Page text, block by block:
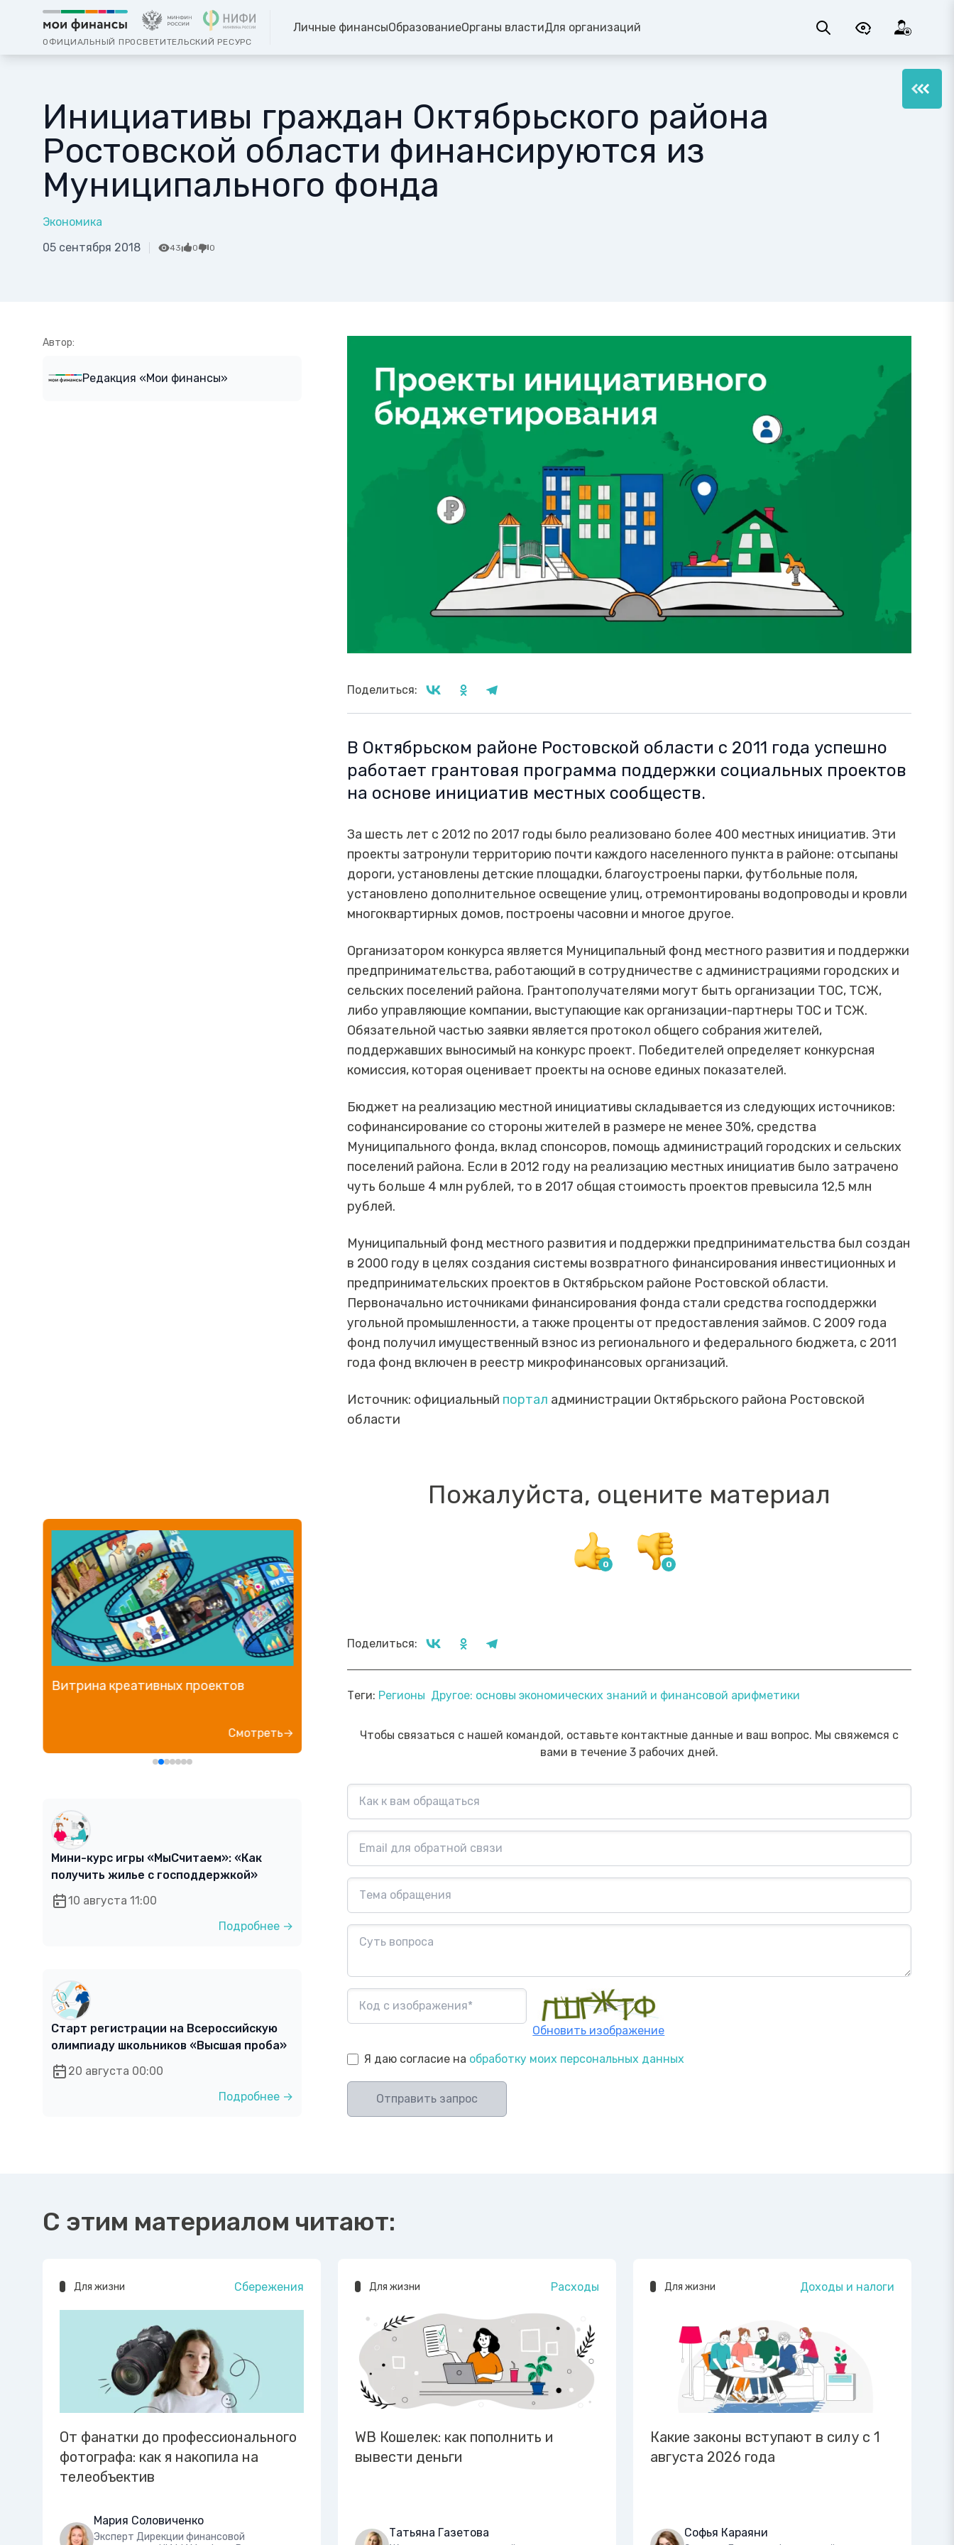
ОФИЦИАЛЬНЫЙ ПРОСВЕТИТЕЛЬСКИЙ РЕСУРС
Личные финансыОбразованиеОрганы властиДля организаций
Инициативы граждан Октябрьского района
Ростовской области финансируются из
Муниципального фонда
Экономика
05 сентября 2018
43 0 0
Автор:
Редакция «Мои финансы»
Поделиться:
В Октябрьском районе Ростовской области с 2011 года успешно
работает грантовая программа поддержки социальных проектов
на основе инициатив местных сообществ.
За шесть лет с 2012 по 2017 годы было реализовано более 400 местных инициатив. Эти
проекты затронули территорию почти каждого населенного пункта в районе: отсыпаны
дороги, установлены детские площадки, благоустроены парки, футбольные поля,
установлено дополнительное освещение улиц, отремонтированы водопроводы и кровли
многоквартирных домов, построены часовни и многое другое.
Организатором конкурса является Муниципальный фонд местного развития и поддержки
предпринимательства, работающий в сотрудничестве с администрациями городских и
сельских поселений района. Грантополучателями могут быть организации ТОС, ТСЖ,
либо управляющие компании, выступающие как организации-партнеры ТОС и ТСЖ.
Обязательной частью заявки является протокол общего собрания жителей,
поддержавших выносимый на конкурс проект. Победителей определяет конкурсная
комиссия, которая оценивает проекты на основе единых показателей.
Бюджет на реализацию местной инициативы складывается из следующих источников:
софинансирование со стороны жителей в размере не менее 30%, средства
Муниципального фонда, вклад спонсоров, помощь администраций городских и сельских
поселений района. Если в 2012 году на реализацию местных инициатив было затрачено
чуть больше 4 млн рублей, то в 2017 общая стоимость проектов превысила 12,5 млн
рублей.
Муниципальный фонд местного развития и поддержки предпринимательства был создан
в 2000 году в целях создания системы возвратного финансирования инвестиционных и
предпринимательских проектов в Октябрьском районе Ростовской области.
Первоначально источниками финансирования фонда стали средства господдержки
угольной промышленности, а также проценты от предоставления займов. С 2009 года
фонд получил имущественный взнос из регионального и федерального бюджета, с 2011
года фонд включен в реестр микрофинансовых организаций.
Источник: официальный портал администрации Октябрьского района Ростовской
области
Пожалуйста, оцените материал
Поделиться:
Теги: Регионы Другое: основы экономических знаний и финансовой арифметики
Чтобы связаться с нашей командой, оставьте контактные данные и ваш вопрос. Мы свяжемся с
вами в течение 3 рабочих дней.
Обновить изображение
Я даю согласие на обработку моих персональных данных
Отправить запрос
Витрина креативных проектов
Смотреть→
Финансовый блогер»
Посмотреть→
которые помогут обезопасить
Посмотреть→
Мини-курс игры «МыСчитаем»: «Как
получить жилье с господдержкой»
10 августа 11:00
Подробнее →
Старт регистрации на Всероссийскую
олимпиаду школьников «Высшая проба»
20 августа 00:00
Подробнее →
С этим материалом читают:
Для жизни Сбережения
От фанатки до профессионального
фотографа: как я накопила на
телеобъектив
Мария Соловиченко
Эксперт Дирекции финансовой
Для жизни Расходы
WB Кошелек: как пополнить и
вывести деньги
Татьяна Газетова
Для жизни Доходы и налоги
Какие законы вступают в силу с 1
августа 2026 года
Софья Караяни